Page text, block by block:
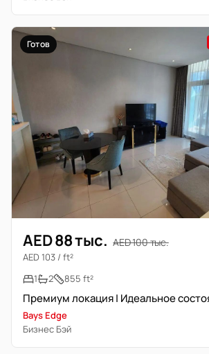
Готов
AED 88 тыс. AED 100 тыс.
AED 103 / ft²
1
2 855 ft²
Bays Edge
Бизнес Бэй